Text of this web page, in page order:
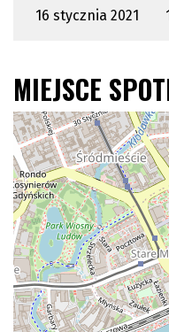
16 stycznia 2021
MIEJSCE